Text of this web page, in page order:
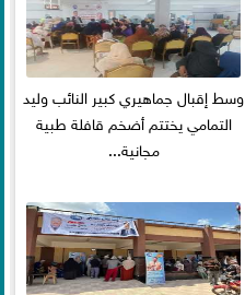
وسط إقبال جماهيري كبير النائب وليد
التمامي يختتم أضخم قافلة طبية
مجانية...